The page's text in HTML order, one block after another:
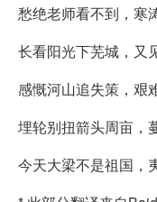
愁绝老师看不到，寒
长看阳光下芜城，又
感慨河山追失策，艰
埋轮别扭箭头周亩，
今天大梁不是祖国，